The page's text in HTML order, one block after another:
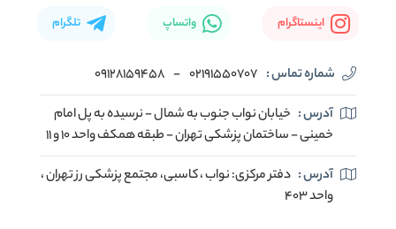
اینستاگرام واتساپ تلگرام
شماره تماس : 02191550707
-
09128159458
آدرس : خیابان نواب جنوب به شمال - نرسیده به پل امام
خمینی - ساختمان پزشکی تهران - طبقه همکف واحد ۱۰ و ۱۱
آدرس : دفتر مرکزی: نواب ، کاسبی، مجتمع پزشکی رز تهران ،
واحد ۴۰۳